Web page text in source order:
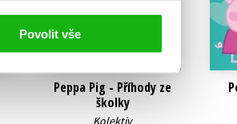
Povolit vše
Peppa Pig - Příhody ze
školky
Kolektiv